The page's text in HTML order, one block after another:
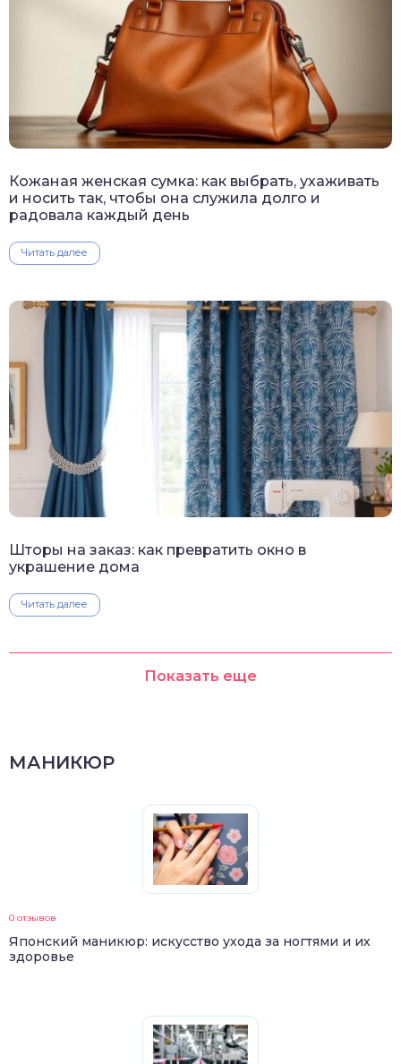
Кожаная женская сумка: как выбрать, ухаживать
и носить так, чтобы она служила долго и
радовала каждый день
Читать далее
Шторы на заказ: как превратить окно в
украшение дома
Читать далее
Показать еще
МАНИКЮР
0 отзывов
Японский маникюр: искусство ухода за ногтями и их
здоровье